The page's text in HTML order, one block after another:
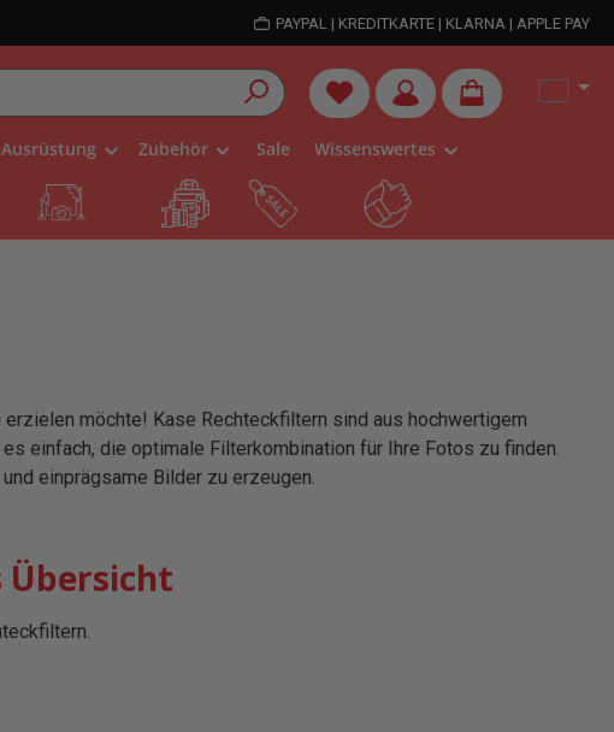
PAYPAL | KREDITKARTE | KLARNA | APPLE PAY
Du hast 0 Produkte auf dem
Ausrüstung Zubehör Sale Wissenswertes
möchte! Kase Rechteckfiltern sind aus hochwertigem
einfach, die optimale Filterkombination für Ihre Fotos zu finden.
einprägsame Bilder zu erzeugen.
Übersicht